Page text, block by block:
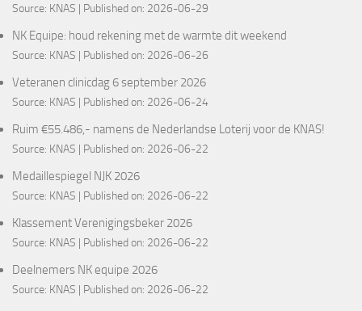
Source: KNAS Published on: 2026-06-29
NK Equipe: houd rekening met de warmte dit weekend
Source: KNAS Published on: 2026-06-26
Veteranen clinicdag 6 september 2026
Source: KNAS Published on: 2026-06-24
Ruim €55.486,- namens de Nederlandse Loterij voor de KNAS!
Source: KNAS Published on: 2026-06-22
Medaillespiegel NJK 2026
Source: KNAS Published on: 2026-06-22
Klassement Verenigingsbeker 2026
Source: KNAS Published on: 2026-06-22
Deelnemers NK equipe 2026
Source: KNAS Published on: 2026-06-22